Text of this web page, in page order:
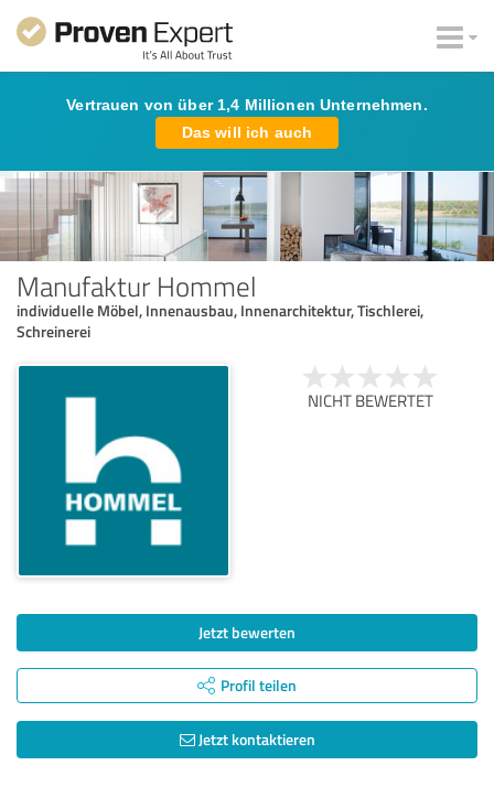
Vertrauen von über 1,4 Millionen Unternehmen.
Das will ich auch
Manufaktur Hommel
individuelle Möbel, Innenausbau, Innenarchitektur, Tischlerei,
Schreinerei
NICHT BEWERTET
Jetzt bewerten
Profil teilen
Jetzt kontaktieren